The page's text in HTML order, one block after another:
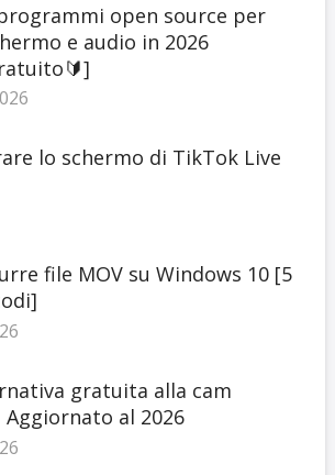
open source per
e audio in 2026
lo schermo di TikTok Live
file MOV su Windows 10 [5
gratuita alla cam
al 2026